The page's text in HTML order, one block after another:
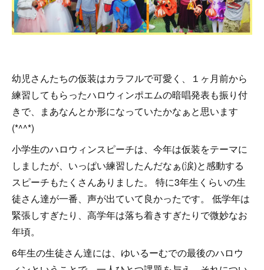
幼児さんたちの仮装はカラフルで可愛く、１ヶ月前から
練習してもらったハロウィンポエムの暗唱発表も振り付
きで、まあなんとか形になっていたかなぁと思います
(*^^*)
小学生のハロウィンスピーチは、今年は仮装をテーマに
しましたが、いっぱい練習したんだなぁ(涙)と感動する
スピーチもたくさんありました。 特に3年生くらいの生
徒さん達が一番、声が出ていて良かったです。 低学年は
緊張しすぎたり、高学年は落ち着きすぎたりで微妙なお
年頃。
6年生の生徒さん達には、ゆいるーむでの最後のハロウ